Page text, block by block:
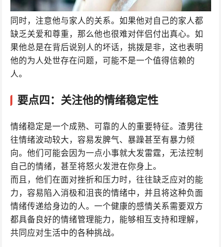
同时，注意他与家人的关系。如果他对自己的家人都
缺乏关爱和尊重，那么他也很难对伴侣付出真心。如
果他总是在背后说别人的坏话，挑拨是非，这也表明
他的为人处世存在问题，可能不是一个值得信赖的
人。
要点四：关注他的情绪稳定性
情绪稳定是一个成熟、可靠的人的重要特征。渣男往
往情绪波动较大，容易发脾气、暴躁甚至有暴力倾
向。他们可能会因为一点小事就大发雷霆，无法控制
自己的情绪，甚至将怒火发泄在你身上。
而且，他们在面对挫折和压力时，往往缺乏应对的能
力，容易陷入消极和沮丧的情绪中，并且将这种负面
情绪传递给身边的人。一个健康的感情关系需要双方
都具备良好的情绪管理能力，能够相互支持和理解，
共同应对生活中的各种挑战。